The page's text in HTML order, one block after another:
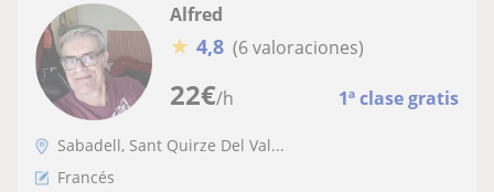
22€/h 1ª clase gratis
Alfred
★ 4,8 (6 valoraciones)
Sabadell, Sant Quirze Del Val...
Francés